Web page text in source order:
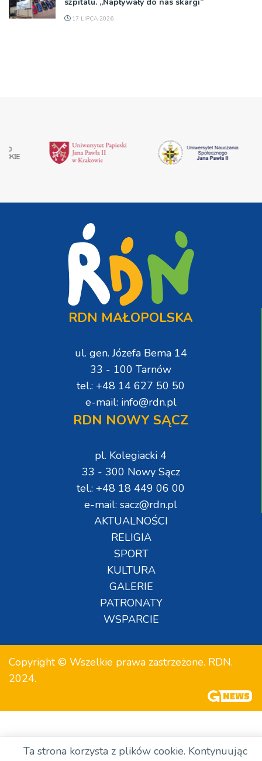
17 LIPCA 2026
RDN MAŁOPOLSKA
ul. gen. Józefa Bema 14
33 - 100 Tarnów
tel.: +48 14 627 50 50
e-mail: info@rdn.pl
RDN NOWY SĄCZ
pl. Kolegiacki 4
33 - 300 Nowy Sącz
tel.: +48 18 449 06 00
e-mail: sacz@rdn.pl
AKTUALNOŚCI
RELIGIA
SPORT
KULTURA
GALERIE
PATRONATY
WSPARCIE
Copyright © Wszelkie prawa zastrzeżone. RDN.
2024.
Ta strona korzysta z plików cookie. Kontynuując